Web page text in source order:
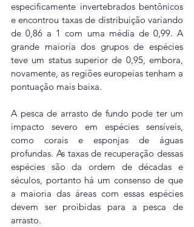
especificamente invertebrados bentônicos
e encontrou taxas de distribuição variando
de 0,86 a 1 com uma média de 0,99. A
grande maioria dos grupos de espécies
teve um status superior de 0,95, embora,
novamente, as regiões europeias tenham a
pontuação mais baixa.
A pesca de arrasto de fundo pode ter um
impacto severo em espécies sensíveis,
como corais e esponjas de águas
profundas. As taxas de recuperação dessas
espécies são da ordem de décadas e
séculos, portanto há um consenso de que
a maioria das áreas com essas espécies
devem ser proibidas para a pesca de
arrasto.